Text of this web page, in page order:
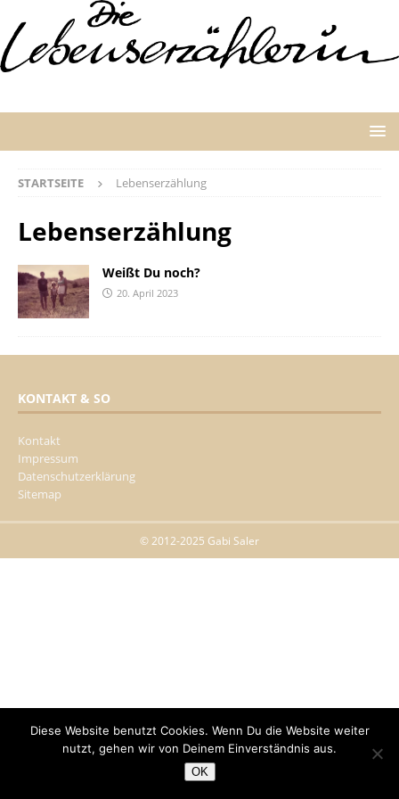
STARTSEITE Lebenserzählung
Lebenserzählung
Weißt Du noch?
20. April 2023
KONTAKT & SO
Kontakt
Impressum
Datenschutzerklärung
Sitemap
© 2012-2025 Gabi Saler
Diese Website benutzt Cookies. Wenn Du die Website weiter
nutzt, gehen wir von Deinem Einverständnis aus.
OK